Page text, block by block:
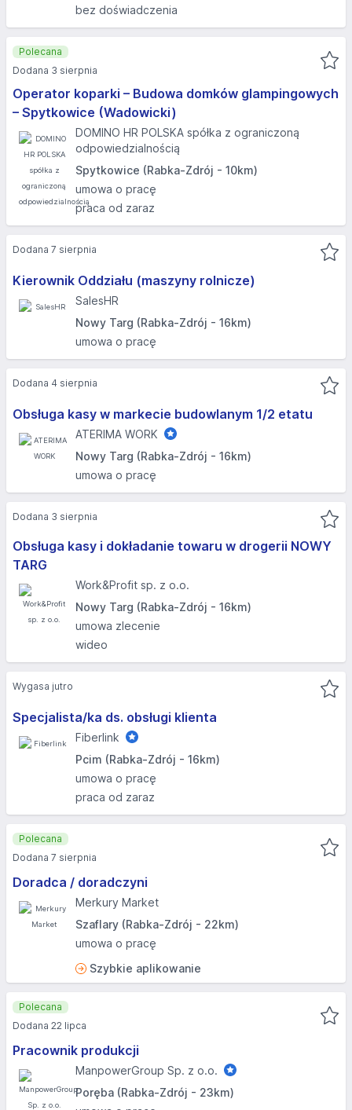
bez doświadczenia
Operator koparki – Budowa domków glampingowych
– Spytkowice (Wadowicki)
DOMINO HR POLSKA spółka z ograniczoną
odpowiedzialnością
Spytkowice (Rabka-Zdrój - 10km)
umowa o pracę
praca od zaraz
Polecana
Dodana 3 sierpnia
Kierownik Oddziału (maszyny rolnicze)
SalesHR
Nowy Targ (Rabka-Zdrój - 16km)
umowa o pracę
Dodana 7 sierpnia
Obsługa kasy w markecie budowlanym 1/2 etatu
ATERIMA WORK
Nowy Targ (Rabka-Zdrój - 16km)
umowa o pracę
Dodana 4 sierpnia
Obsługa kasy i dokładanie towaru w drogerii NOWY
TARG
Work&Profit sp. z o.o.
Nowy Targ (Rabka-Zdrój - 16km)
umowa zlecenie
wideo
Dodana 3 sierpnia
Specjalista/ka ds. obsługi klienta
Fiberlink
Pcim (Rabka-Zdrój - 16km)
umowa o pracę
praca od zaraz
Wygasa jutro
Doradca / doradczyni
Merkury Market
Szaflary (Rabka-Zdrój - 22km)
umowa o pracę
Szybkie aplikowanie
Polecana
Dodana 7 sierpnia
Pracownik produkcji
ManpowerGroup Sp. z o.o.
Poręba (Rabka-Zdrój - 23km)
Polecana
Dodana 22 lipca